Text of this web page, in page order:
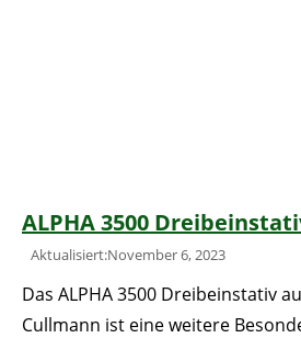
ALPHA 3500
Aktualisiert:November 6, 2023
Das ALPHA 3500 Dreibeinstativ
Cullmann ist eine weitere